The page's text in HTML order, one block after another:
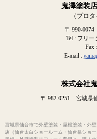
鬼澤塗装
（プロ
〒 990-
Tel : フリー
Fax
E-mail :
株式会社
〒 982-0251 宮城県
宮城県仙台市で外壁塗装・屋根塗装・外
店（仙台太白ショールーム・仙台泉ショ